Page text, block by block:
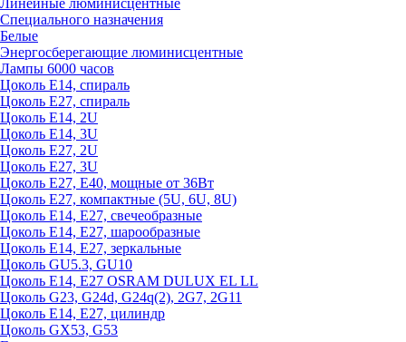
Линейные люминисцентные
Специального назначения
Белые
Энергосберегающие люминисцентные
Лампы 6000 часов
Цоколь Е14, спираль
Цоколь Е27, спираль
Цоколь Е14, 2U
Цоколь Е14, 3U
Цоколь Е27, 2U
Цоколь Е27, 3U
Цоколь Е27, Е40, мощные от 36Вт
Цоколь Е27, компактные (5U, 6U, 8U)
Цоколь Е14, Е27, свечеобразные
Цоколь Е14, Е27, шарообразные
Цоколь Е14, Е27, зеркальные
Цоколь GU5.3, GU10
Цоколь Е14, Е27 OSRAM DULUX EL LL
Цоколь G23, G24d, G24q(2), 2G7, 2G11
Цоколь Е14, Е27, цилиндр
Цоколь GX53, G53